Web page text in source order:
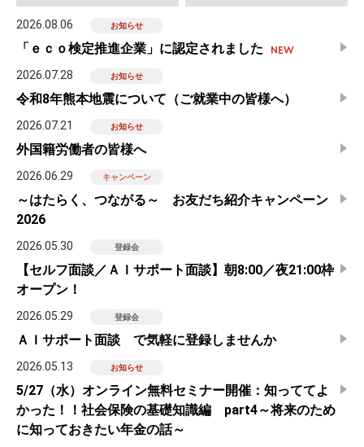
2026.08.06 お知らせ
「ｅｃｏ検定推進企業」に認定されました
2026.07.28 お知らせ
令和8年熊本地震について（ご就業中の皆様へ）
2026.07.21 お知らせ
外国籍労働者の皆様へ
2026.06.29 キャンペーン
～はたらく、つながる～ お友だち紹介キャンペーン
2026
2026.05.30 登録会
【セルフ面談／ＡＩサポート面談】朝8:00／夜21:00枠
オープン！
2026.05.29 登録会
ＡＩサポート面談 で気軽に登録しませんか
2026.05.13 お知らせ
5/27（水）オンライン無料セミナー開催：知っててよ
かった！！社会保険の基礎知識編 part4～将来のため
に知っておきたい年金の話～